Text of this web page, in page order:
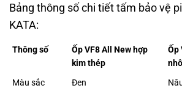
Bảng thông số chi tiết tấm bảo vệ
KATA:
Thông số
Ốp VF8 All New hợp
kim thép
Ốp
Màu sắc
Đen